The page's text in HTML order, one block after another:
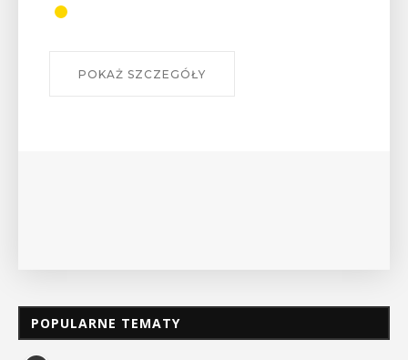
POKAŻ SZCZEGÓŁY
POPULARNE TEMATY